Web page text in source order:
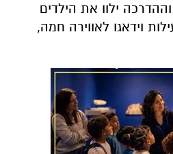
ילוו את הילדים
וידאגו לאווירה חמה,